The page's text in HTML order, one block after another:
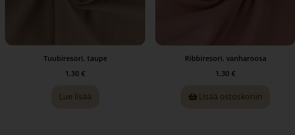
Tuubiresori, taupe
1,30 €
Lue lisää
Ribbiresori, vanharoosa
1,30 €
Lisää ostoskoriin